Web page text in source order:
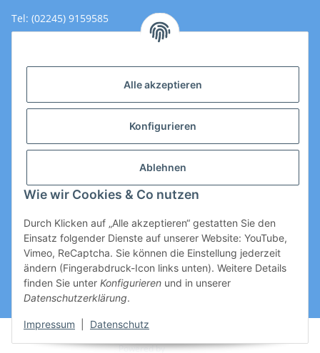
Alle akzeptieren
Konfigurieren
Ablehnen
Wie wir Cookies & Co nutzen
Durch Klicken auf „Alle akzeptieren“ gestatten Sie den
Einsatz folgender Dienste auf unserer Website: YouTube,
Vimeo, ReCaptcha. Sie können die Einstellung jederzeit
ändern (Fingerabdruck-Icon links unten). Weitere Details
finden Sie unter Konfigurieren und in unserer
Datenschutzerklärung.
Impressum Datenschutz
Tel: (02245) 9159585
Email: Kontakt@toromedical.de
Öffnungszeiten (Mo-Fr.) 8:00 - 17:00
Vertrag widerrufen
* Alle Preise zzgl. gesetzlicher USt., zzgl.
Powered byJTL-Shop